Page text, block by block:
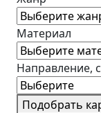
Материал
Направление,
Подобрать